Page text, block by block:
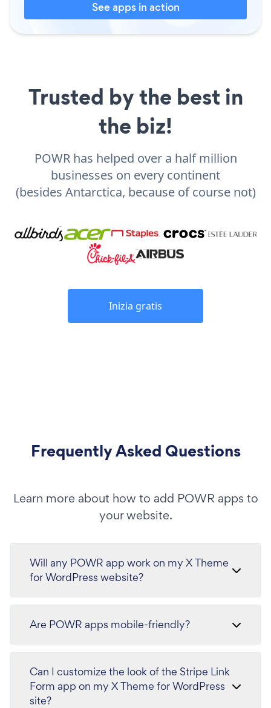
See apps in action
Trusted by the best in
the biz!
POWR has helped over a half million
businesses on every continent
(besides Antarctica, because of course not)
Inizia gratis
Frequently Asked Questions
Learn more about how to add POWR apps to
your website.
Will any POWR app work on my X Theme
for WordPress website?
Are POWR apps mobile-friendly?
Can I customize the look of the Stripe Link
Form app on my X Theme for WordPress
site?